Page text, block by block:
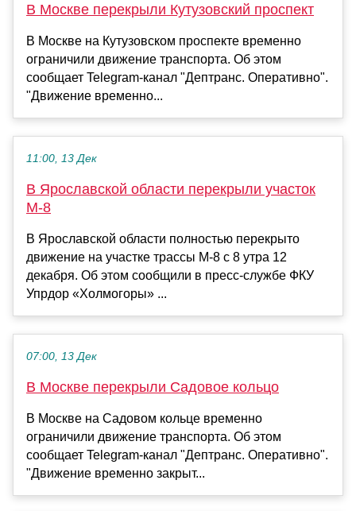
В Москве перекрыли Кутузовский проспект
В Москве на Кутузовском проспекте временно
ограничили движение транспорта. Об этом
сообщает Telegram-канал "Дептранс. Оперативно".
"Движение временно...
11:00, 13 Дек
В Ярославской области перекрыли участок
М-8
В Ярославской области полностью перекрыто
движение на участке трассы М-8 с 8 утра 12
декабря. Об этом сообщили в пресс-службе ФКУ
Упрдор «Холмогоры» ...
07:00, 13 Дек
В Москве перекрыли Садовое кольцо
В Москве на Садовом кольце временно
ограничили движение транспорта. Об этом
сообщает Telegram-канал "Дептранс. Оперативно".
"Движение временно закрыт...